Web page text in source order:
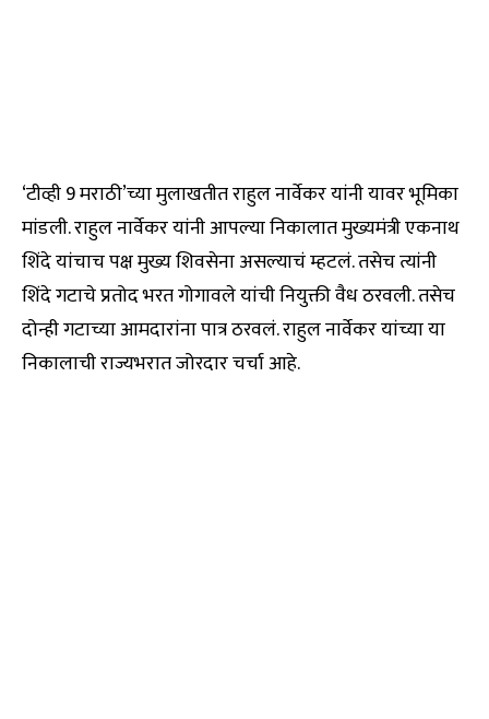
‘टीव्ही 9 मराठी’च्या मुलाखतीत राहुल नार्वेकर यांनी यावर भूमिका
मांडली. राहुल नार्वेकर यांनी आपल्या निकालात मुख्यमंत्री एकनाथ
शिंदे यांचाच पक्ष मुख्य शिवसेना असल्याचं म्हटलं. तसेच त्यांनी
शिंदे गटाचे प्रतोद भरत गोगावले यांची नियुक्ती वैध ठरवली. तसेच
दोन्ही गटाच्या आमदारांना पात्र ठरवलं. राहुल नार्वेकर यांच्या या
निकालाची राज्यभरात जोरदार चर्चा आहे.